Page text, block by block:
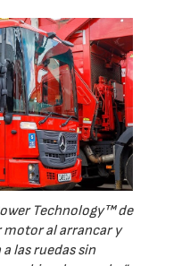
Technology™ de
motor al arrancar y
las ruedas sin